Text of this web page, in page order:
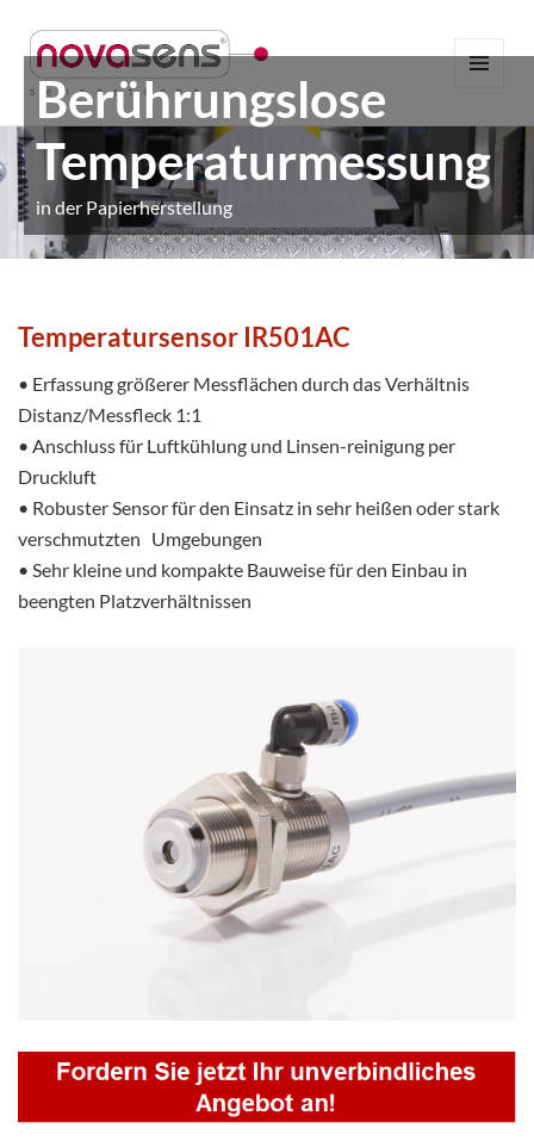
WIDGETS
Berührungslose
Temperaturmessung
in der Papierherstellung
Temperatursensor IR501AC
• Erfassung größerer Messflächen durch das Verhältnis
Distanz/Messfleck 1:1
• Anschluss für Luftkühlung und Linsen-reinigung per
Druckluft
• Robuster Sensor für den Einsatz in sehr heißen oder stark
verschmutzten Umgebungen
• Sehr kleine und kompakte Bauweise für den Einbau in
beengten Platzverhältnissen